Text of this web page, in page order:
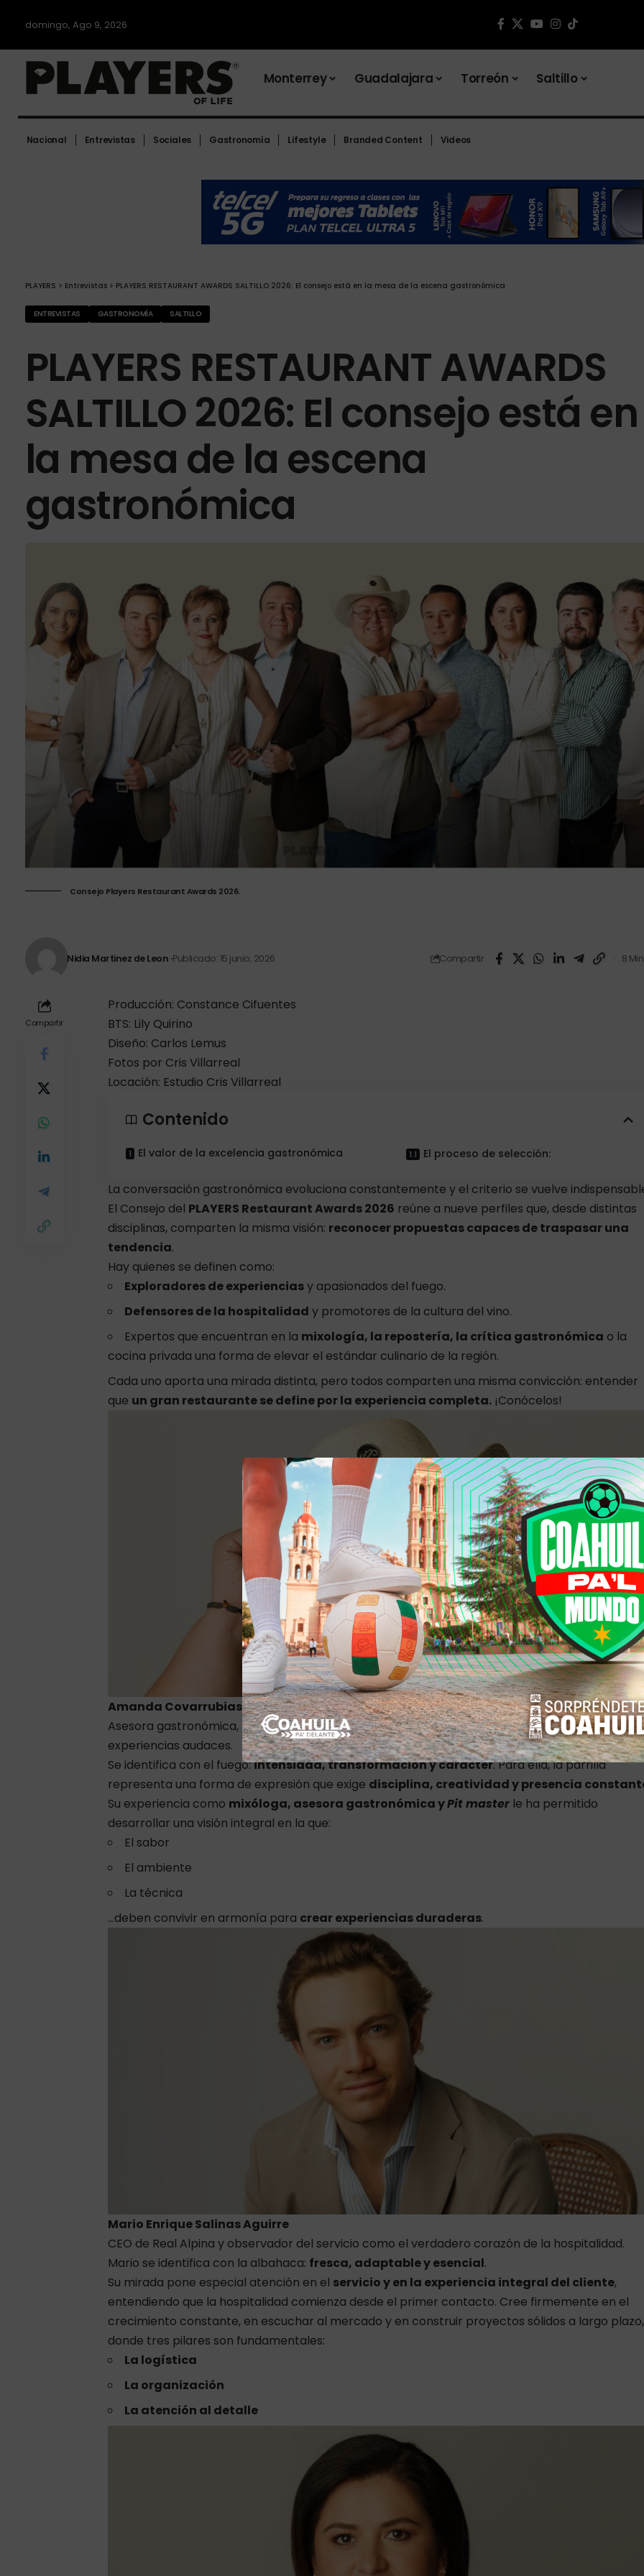
domingo, Ago 9, 2026
Monterrey Guadalajara Torreón Saltillo
Nacional Entrevistas Sociales Gastronomía Lifestyle Branded Content Videos
PLAYERS > Entrevistas > PLAYERS RESTAURANT AWARDS SALTILLO 2026: El consejo está en la mesa de la escena gastronómica
ENTREVISTAS GASTRONOMÍA SALTILLO
PLAYERS RESTAURANT AWARDS
SALTILLO 2026: El consejo está en
la mesa de la escena
gastronómica
Consejo Players Restaurant Awards 2026.
Nidia Martinez de Leon Publicado: 15 junio, 2026 Compartir 8
Compartir
Producción: Constance Cifuentes
BTS: Lily Quirino
Diseño: Carlos Lemus
Fotos por Cris Villarreal
Locación: Estudio Cris Villarreal
Contenido
El valor de la excelencia gastronómica El proceso de selección:
La conversación gastronómica evoluciona constantemente y el criterio se vuelve
El Consejo del PLAYERS Restaurant Awards 2026 reúne a nueve perfiles que, desde distintas
disciplinas, comparten la misma visión: reconocer propuestas capaces de traspasar una
tendencia.
Hay quienes se definen como:
Exploradores de experienciasy apasionados del fuego.
Defensores de la hospitalidad y promotores de la cultura del vino.
Expertos que encuentran en la mixología, la repostería, la crítica gastronómica o la
cocina privada una forma de elevar el estándar culinario de la región.
Cada uno aporta una mirada distinta, pero todos comparten una misma convicción: entender
que un gran restaurante se define por la experiencia completa. ¡Conócelos!
Amanda Covarrubias
Asesora gastronómica, mixóloga y Pit Master que mezcla intensidad y creatividad en
experiencias audaces.
Se identifica con el fuego:intensidad, transformación y carácter. Para ella, la parrilla
representa una forma de expresión que exige disciplina, creatividad y presencia
Su experiencia como mixóloga, asesora gastronómica yPit master le ha permitido
desarrollar una visión integral en la que:
El sabor
El ambiente
La técnica
…deben convivir en armonía para crear experiencias duraderas.
Mario Enrique Salinas Aguirre
CEO de Real Alpina y observador del servicio como el verdadero corazón de la hospitalidad.
Mario se identifica con la albahaca: fresca, adaptable y esencial.
Su mirada pone especial atención en el servicio y en la experiencia integral del cliente,
entendiendo que la hospitalidad comienza desde el primer contacto. Cree firmemente en el
crecimiento constante, en escuchar al mercado y en construir proyectos sólidos a largo plazo,
donde tres pilares son fundamentales:
La logística
La organización
La atención al detalle